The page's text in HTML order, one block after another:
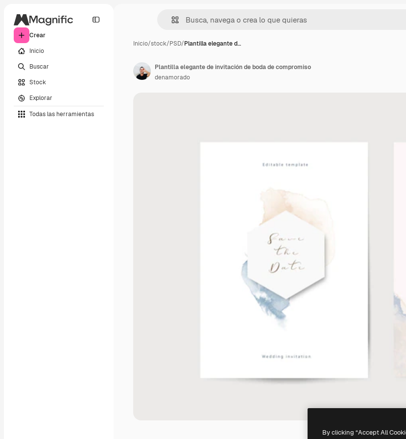
Crear
Inicio
Buscar
Stock
Explorar
Todas las herramientas
Inicio/stock/PSD/Plantilla elegante d…
Plantilla elegante de invitación de boda de compromiso
denamorado
By clicking “Accept All